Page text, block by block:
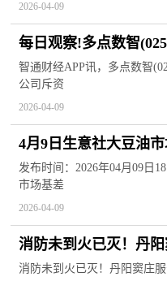
2026-04-09
每日观察!多点数智
回购51.98万股
智通财经APP讯，多点数智
公司斥资
2026-04-09
4月9日生意社大豆油
发布时间：2026年04月09日
市场基差
2026-04-09
消防未到火已灭！丹
车明火
消防未到火已灭！丹阳窦庄